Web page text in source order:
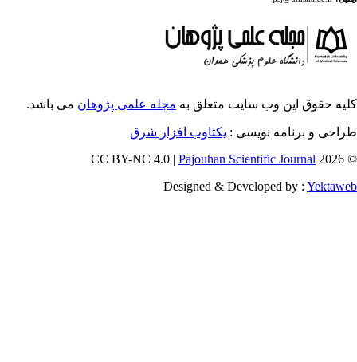
متعلق به مجله علمی پژوهان می باشد.
:یکتاوب افزار شرق
Pajouhan
Designed &